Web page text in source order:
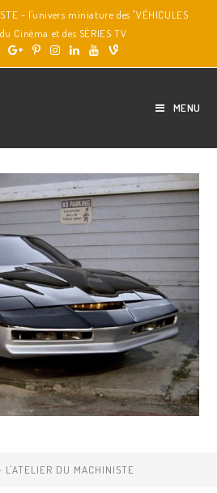
- l'univers miniature des "VÉHICULES
Cinéma et des SÉRIES TV
MENU
L'ATELIER DU MACHINISTE